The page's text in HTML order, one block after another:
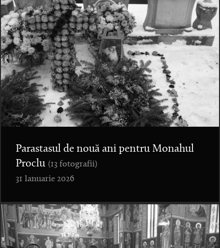
Parastasul de nouă ani pentru Monahul
Proclu (13 fotografii)
31 Ianuarie 2026